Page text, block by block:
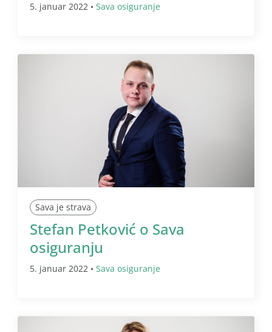
5. januar 2022 • Sava osiguranje
Sava je strava
Stefan Petković o Sava
osiguranju
5. januar 2022 • Sava osiguranje